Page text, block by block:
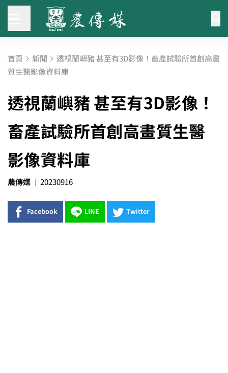
首頁 新聞 透視蘭嶼豬 甚至有3D影像！畜產試驗所首創高畫
質生醫影像資料庫
透視蘭嶼豬 甚至有3D影像！
畜產試驗所首創高畫質生醫
影像資料庫
農傳媒 20230916
Facebook LINE Twitter